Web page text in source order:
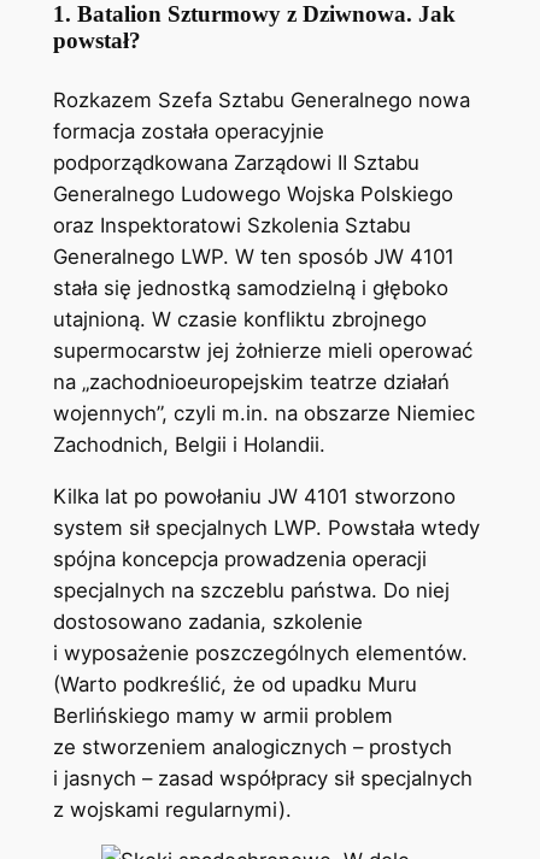
1. Batalion Szturmowy z Dziwnowa. Jak
powstał?
Rozkazem Szefa Sztabu Generalnego nowa
formacja została operacyjnie
podporządkowana Zarządowi II Sztabu
Generalnego Ludowego Wojska Polskiego
oraz Inspektoratowi Szkolenia Sztabu
Generalnego LWP. W ten sposób JW 4101
stała się jednostką samodzielną i głęboko
utajnioną. W czasie konfliktu zbrojnego
supermocarstw jej żołnierze mieli operować
na „zachodnioeuropejskim teatrze działań
wojennych”, czyli m.in. na obszarze Niemiec
Zachodnich, Belgii i Holandii.
Kilka lat po powołaniu JW 4101 stworzono
system sił specjalnych LWP. Powstała wtedy
spójna koncepcja prowadzenia operacji
specjalnych na szczeblu państwa. Do niej
dostosowano zadania, szkolenie
i wyposażenie poszczególnych elementów.
(Warto podkreślić, że od upadku Muru
Berlińskiego mamy w armii problem
ze stworzeniem analogicznych – prostych
i jasnych – zasad współpracy sił specjalnych
z wojskami regularnymi).